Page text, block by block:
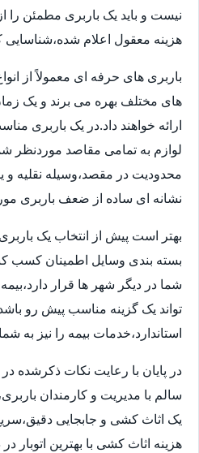
نیست و باید یک باربری مطمئن را
هزینه معقول اعلام شده،شناسایی
باربری های حرفه ای معمولاً از
های مختلف بهره می برند و یک
ارائه خواهند داد.در یک باربری
لوازم به تمامی مقاصد موردنظر
محدودیت در مقصد،وسیله نقلیه و
نشانه ای ساده از ضعف باربری
بهتر است پیش از انتخاب یک
بسته بندی وسایل اطمینان کسب
شما در دیگر شهر ها قرار
تواند یک گزینه مناسب پیش رو
استاندارد،خدمات بیمه را نیز به
در پایان با رعایت نکات ذکرشده
سالم با مدیریت و کارمندان
یک اثاث کشی و جابجایی
هزینه اثاث کشی با بهترین اتوبار